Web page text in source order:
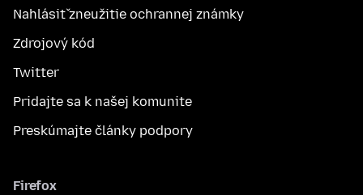
Nahlásiť zneužitie ochrannej známky
Zdrojový kód
Twitter
Pridajte sa k našej komunite
Preskúmajte články podpory
Firefox